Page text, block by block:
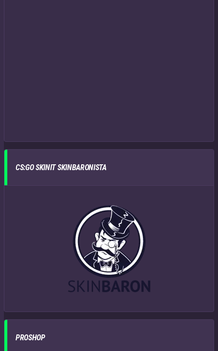
CS:GO SKINIT SKINBARONISTA
PROSHOP